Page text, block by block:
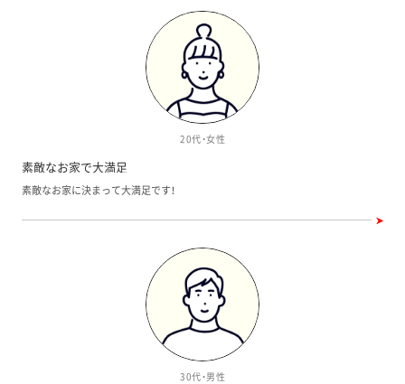
20代・女性
素敵なお家で大満足
素敵なお家に決まって大満足です！
30代・男性